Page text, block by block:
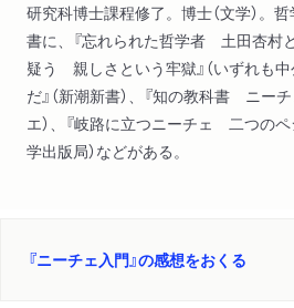
研究科博士課程修了。博士（文学）。
書に、『忘れられた哲学者 土田杏村
疑う 親しさという牢獄』（いずれも中
だ』（新潮新書）、『知の教科書 ニー
エ）、『岐路に立つニーチェ 二つのペ
学出版局）などがある。
『ニーチェ入門』の感想をおくる